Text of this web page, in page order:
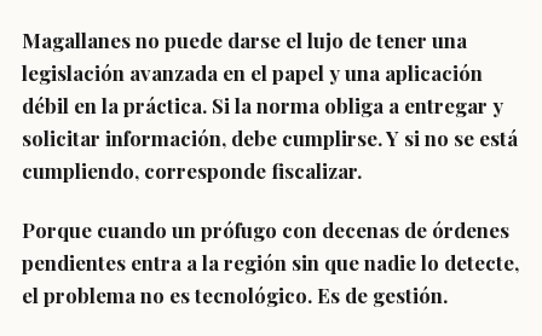
Magallanes no puede darse el lujo de tener una
legislación avanzada en el papel y una aplicación
débil en la práctica. Si la norma obliga a entregar y
solicitar información, debe cumplirse. Y si no se está
cumpliendo, corresponde fiscalizar.
Porque cuando un prófugo con decenas de órdenes
pendientes entra a la región sin que nadie lo detecte,
el problema no es tecnológico. Es de gestión.